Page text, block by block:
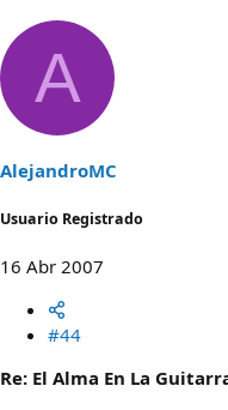
A
AlejandroMC
Usuario Registrado
16 Abr 2007
#44
Re: El Alma En La